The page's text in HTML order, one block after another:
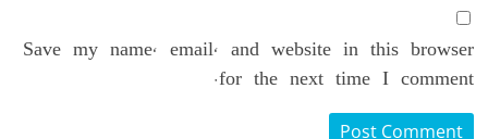
Save my name, email, and website in this browser
for the next time I comment.